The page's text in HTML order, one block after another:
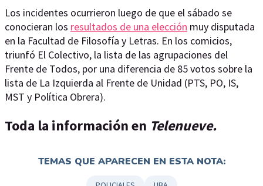
Los incidentes ocurrieron luego de que el sábado se
conocieran los resultados de una elección muy disputada
en la Facultad de Filosofía y Letras. En los comicios,
triunfó El Colectivo, la lista de las agrupaciones del
Frente de Todos, por una diferencia de 85 votos sobre la
lista de La Izquierda al Frente de Unidad (PTS, PO, IS,
MST y Política Obrera).
Toda la información en Telenueve.
TEMAS QUE APARECEN EN ESTA NOTA: